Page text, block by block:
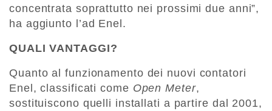
concentrata soprattutto nei prossimi due anni”,
ha aggiunto l’ad Enel.
QUALI VANTAGGI?
Quanto al funzionamento dei nuovi contatori
Enel, classificati come Open Meter,
sostituiscono quelli installati a partire dal 2001,